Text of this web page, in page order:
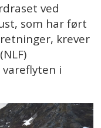
ved
som har ført
krever
i